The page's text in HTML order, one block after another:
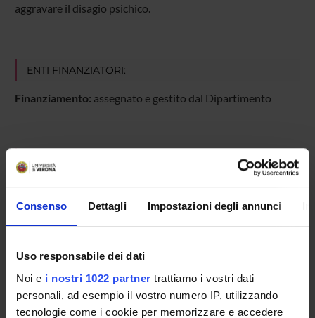
Consenso Dettagli Impostazioni degli annunci
Uso responsabile dei dati
Noi e i nostri 1022 partner trattiamo i vostri dati
personali, ad esempio il vostro numero IP, utilizzando
tecnologie come i cookie per memorizzare e accedere
aggravare il disagio psichico.
ENTI FINANZIATORI:
Finanziamento: assegnato e gestito dal Dipartimento
Margherita Brondino
Professore associato
Margherita Pasini
Diego Scarpanti